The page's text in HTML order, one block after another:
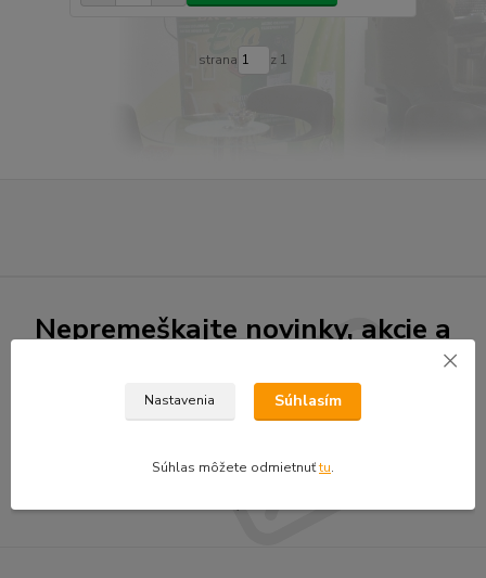
strana z 1
Nepremeškajte novinky, akcie a
spracovaním osobných údajov za účelom zasielania newslettera.
Nastavenia Súhlasím
Súhlas môžete odmietnuťtu.